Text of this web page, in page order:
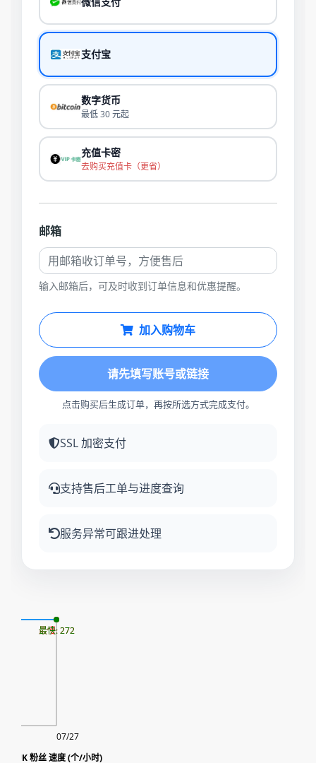
支付宝
数字货币
最低 30 元起
充值卡密
去购买充值卡（更省）
邮箱
输入邮箱后，可及时收到订单信息和优惠提醒。
加入购物车
请先填写账号或链接
点击购买后生成订单，再按所选方式完成支付。
SSL 加密支付
支持售后工单与进度查询
服务异常可跟进处理
UK 粉丝 速度 (个/小时)
07/27
最慢: 272
最快: 272